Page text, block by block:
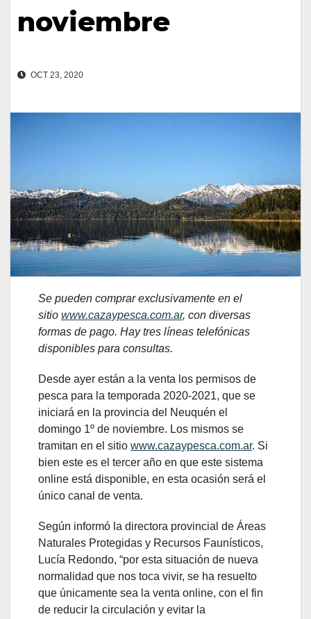
noviembre
OCT 23, 2020
Se pueden comprar exclusivamente en el
sitio www.cazaypesca.com.ar, con diversas
formas de pago. Hay tres líneas telefónicas
disponibles para consultas.
Desde ayer están a la venta los permisos de
pesca para la temporada 2020-2021, que se
iniciará en la provincia del Neuquén el
domingo 1º de noviembre. Los mismos se
tramitan en el sitio www.cazaypesca.com.ar. Si
bien este es el tercer año en que este sistema
online está disponible, en esta ocasión será el
único canal de venta.
Según informó la directora provincial de Áreas
Naturales Protegidas y Recursos Faunísticos,
Lucía Redondo, “por esta situación de nueva
normalidad que nos toca vivir, se ha resuelto
que únicamente sea la venta online, con el fin
de reducir la circulación y evitar la